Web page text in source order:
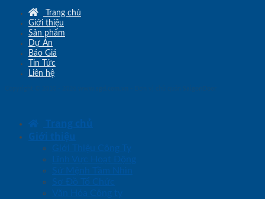
Trang chủ
Giới thiệu
Sản phẩm
Dự Án
Báo Giá
Tin Tức
Liên hệ
Trang chủ
Giới thiệu
Giới Thiệu Công Ty
Lĩnh Vực Hoạt Động
Sứ Mệnh Tầm Nhìn
Sơ Đồ Tổ Chức
Văn Hóa Công ty